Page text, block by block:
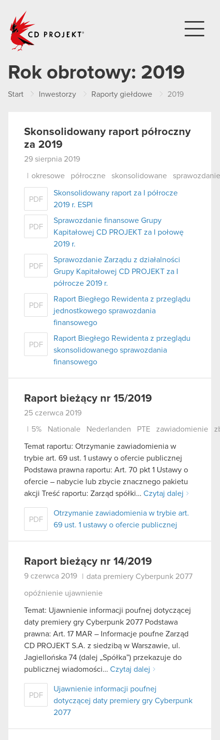
Rok obrotowy: 2019
Start Inwestorzy Raporty giełdowe 2019
Skonsolidowany raport półroczny
za 2019
29 sierpnia 2019
okresowe półroczne skonsolidowane sprawozdanie
PDF
Skonsolidowany raport za I półrocze
2019 r. ESPI
PDF
Sprawozdanie finansowe Grupy
Kapitałowej CD PROJEKT za I połowę
2019 r.
PDF
Sprawozdanie Zarządu z działalności
Grupy Kapitałowej CD PROJEKT za I
półrocze 2019 r.
PDF
Raport Biegłego Rewidenta z przeglądu
jednostkowego sprawozdania
finansowego
PDF
Raport Biegłego Rewidenta z przeglądu
skonsolidowanego sprawozdania
finansowego
Raport bieżący nr 15/2019
25 czerwca 2019
5% Nationale Nederlanden PTE zawiadomienie
Temat raportu: Otrzymanie zawiadomienia w
trybie art. 69 ust. 1 ustawy o ofercie publicznej
Podstawa prawna raportu: Art. 70 pkt 1 Ustawy o
ofercie – nabycie lub zbycie znacznego pakietu
akcji Treść raportu: Zarząd spółki… Czytaj dalej
PDF
Otrzymanie zawiadomienia w trybie art.
69 ust. 1 ustawy o ofercie publicznej
Raport bieżący nr 14/2019
9 czerwca 2019 data premiery Cyberpunk 2077
opóźnienie ujawnienie
Temat: Ujawnienie informacji poufnej dotyczącej
daty premiery gry Cyberpunk 2077 Podstawa
prawna: Art. 17 MAR – Informacje poufne Zarząd
CD PROJEKT S.A. z siedzibą w Warszawie, ul.
Jagiellońska 74 (dalej „Spółka”) przekazuje do
publicznej wiadomości… Czytaj dalej
PDF
Ujawnienie informacji poufnej
dotyczącej daty premiery gry Cyberpunk
2077